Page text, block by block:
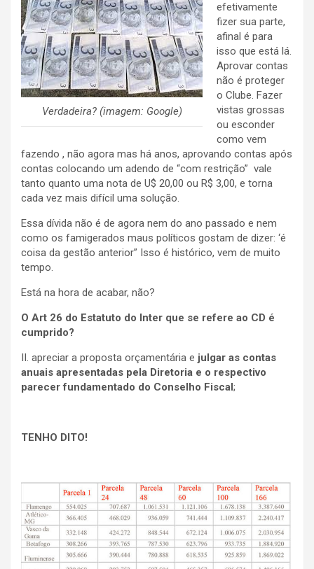
Verdadeira? (imagem: Google)
efetivamente
fizer sua parte,
afinal é para
isso que está lá.
Aprovar contas
não é proteger
o Clube. Fazer
vistas grossas
ou esconder
como vem
fazendo , não agora mas há anos, aprovando contas após
contas colocando um adendo de “com restrição” vale
tanto quanto uma nota de U$ 20,00 ou R$ 3,00, e torna
cada vez mais difícil uma solução.
Essa dívida não é de agora nem do ano passado e nem
como os famigerados maus políticos gostam de dizer: ‘é
coisa da gestão anterior” Isso é histórico, vem de muito
tempo.
Está na hora de acabar, não?
O Art 26 do Estatuto do Inter que se refere ao CD é
cumprido?
II. apreciar a proposta orçamentária e julgar as contas
anuais apresentadas pela Diretoria e o respectivo
parecer fundamentado do Conselho Fiscal;
TENHO DITO!